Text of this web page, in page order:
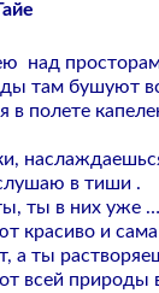
над
там бушуют
в полете
в тиши .
ты в них уже …
красиво и
а ты
всей природы